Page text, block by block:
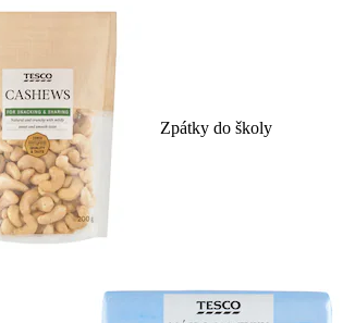
Zpátky do školy